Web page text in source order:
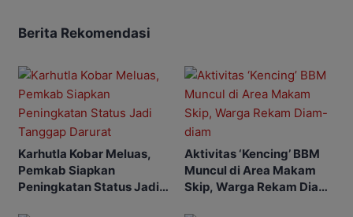
Berita Rekomendasi
Karhutla Kobar Meluas,
Pemkab Siapkan
Peningkatan Status Jadi
Aktivitas ‘Kencing’ BBM
Muncul di Area Makam
Skip, Warga Rekam Diam-